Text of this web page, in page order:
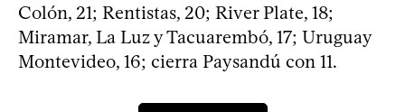
Colón, 21; Rentistas, 20; River Plate, 18;
Miramar, La Luz y Tacuarembó, 17; Uruguay
Montevideo, 16; cierra Paysandú con 11.